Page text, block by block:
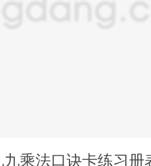
乘法口诀卡练习册